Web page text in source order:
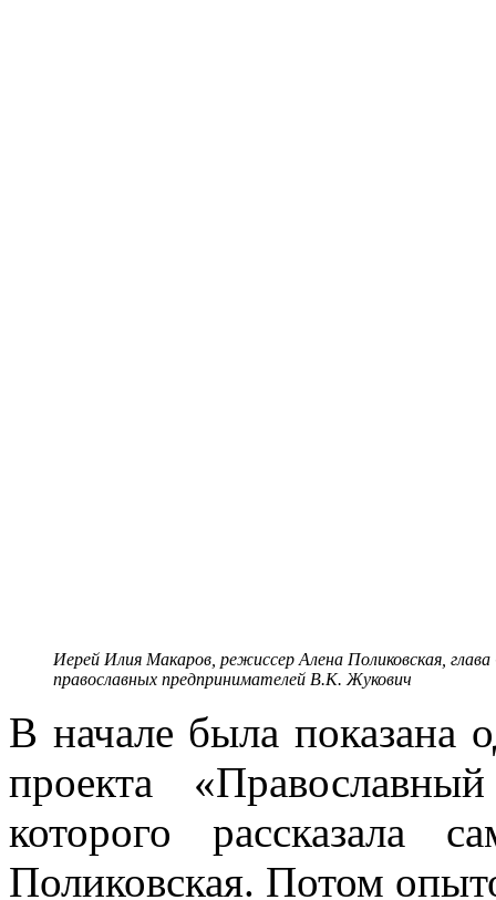
Иерей Илия Макаров, режиссер Алена Поликовская,
православных предпринимателей В.К. Жукович
В начале была показана
проекта
которого рассказала
Поликовская. Потом